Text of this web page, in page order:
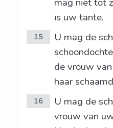
mag niet tot
is uw tante.
15
U mag de
de vrouw
haar
16
U mag de
vrouw van